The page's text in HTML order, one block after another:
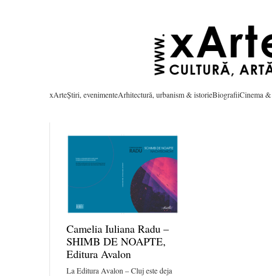
xArteȘtiri, evenimenteArhitectură, urbanism & istorieBiografiiCinema
Camelia Iuliana Radu –
SHIMB DE NOAPTE,
Editura Avalon
La Editura Avalon – Cluj este deja